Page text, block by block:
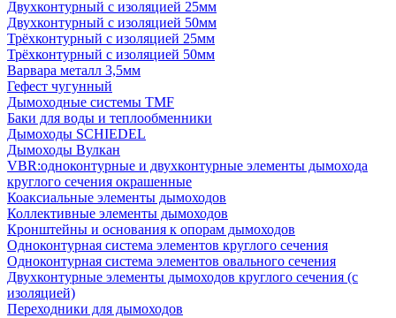
Двухконтурный с изоляцией 25мм
Двухконтурный с изоляцией 50мм
Трёхконтурный с изоляцией 25мм
Трёхконтурный с изоляцией 50мм
Варвара металл 3,5мм
Гефест чугунный
Дымоходные системы TMF
Баки для воды и теплообменники
Дымоходы SCHIEDEL
Дымоходы Вулкан
VBR:одноконтурные и двухконтурные элементы дымохода
круглого сечения окрашенные
Коаксиальные элементы дымоходов
Коллективные элементы дымоходов
Кронштейны и основания к опорам дымоходов
Одноконтурная система элементов круглого сечения
Одноконтурная система элементов овального сечения
Двухконтурные элементы дымоходов круглого сечения (с
изоляцией)
Переходники для дымоходов